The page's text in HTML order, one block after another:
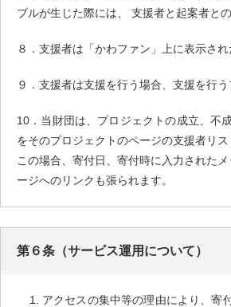
ブルが生じた際には、 支援者と起案者と
８．支援者は「かわファン」上に表示さ
９．支援者は支援を行う場合、支援を行
10．当財団は、プロジェクトの成立、不
をそのプロジェクトのページの支援者リ
この場合、寄付日、寄付時に入力された
ージへのリンクも張られます。
第６条（サービス運用について）
アクセスの集中等の理由により、寄